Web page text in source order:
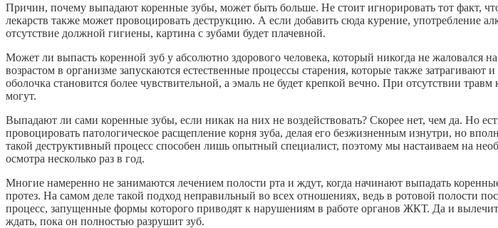
Причин, почему выпадают коренные зубы, может быть больше. Не стоит игнорировать тот факт,
лекарств также может провоцировать деструкцию. А если добавить сюда курение, употребление
отсутствие должной гигиены, картина с зубами будет плачевной.
Может ли выпасть коренной зуб у абсолютно здорового человека, который никогда не жаловался
возрастом в организме запускаются естественные процессы старения, которые также затрагивают
оболочка становится более чувствительной, а эмаль не будет крепкой вечно. При отсутствии
могут.
Выпадают ли сами коренные зубы, если никак на них не воздействовать? Скорее нет, чем да. Но
провоцировать патологическое расщепление корня зуба, делая его безжизненным изнутри, но
такой деструктивный процесс способен лишь опытный специалист, поэтому мы настаиваем на
осмотра несколько раз в год.
Многие намеренно не занимаются лечением полости рта и ждут, когда начинают выпадать
протез. На самом деле такой подход неправильный во всех отношениях, ведь в ротовой полости
процесс, запущенные формы которого приводят к нарушениям в работе органов ЖКТ. Да и
ждать, пока он полностью разрушит зуб.